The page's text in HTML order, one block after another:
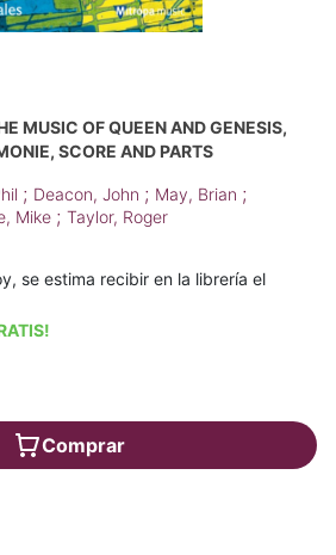
MUSIC OF QUEEN AND GENESIS,
SCORE AND PARTS
; Deacon, John ; May, Brian ;
Mike ; Taylor, Roger
se estima recibir en la librería el
Comprar